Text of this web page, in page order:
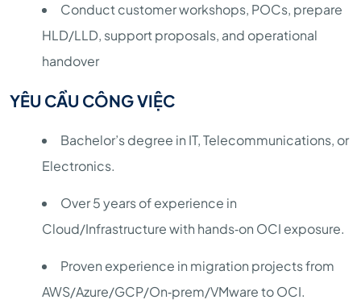
Conduct customer workshops, POCs, prepare
HLD/LLD, support proposals, and operational
handover
YÊU CẦU CÔNG VIỆC
Bachelor’s degree in IT, Telecommunications, or
Electronics.
Over 5 years of experience in
Cloud/Infrastructure with hands‑on OCI exposure.
Proven experience in migration projects from
AWS/Azure/GCP/On‑prem/VMware to OCI.